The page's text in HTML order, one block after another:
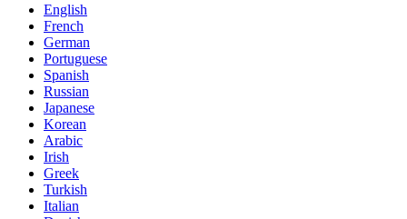
English
French
German
Portuguese
Spanish
Russian
Japanese
Korean
Arabic
Irish
Greek
Turkish
Italian